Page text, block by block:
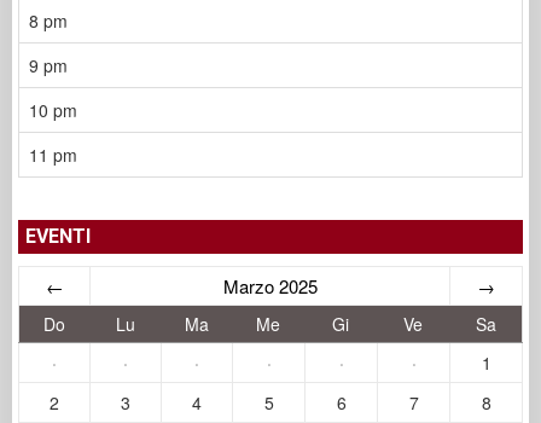
8 pm
9 pm
10 pm
11 pm
EVENTI
← Marzo 2025 →
Do Lu Ma Me Gi Ve
Sa
·
· · · · ·
1
2
3 4 5 6 7 8